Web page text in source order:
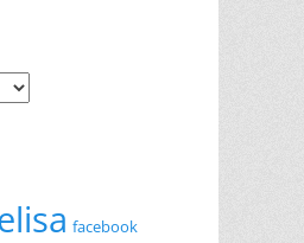
facebook